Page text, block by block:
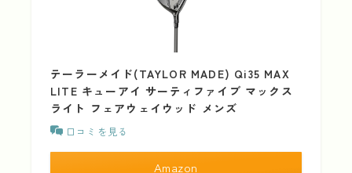
テーラーメイド(TAYLOR MADE) Qi35 MAX
LITE キューアイ サーティファイブ マックス
ライト フェアウェイウッド メンズ
口コミを見る
Amazon